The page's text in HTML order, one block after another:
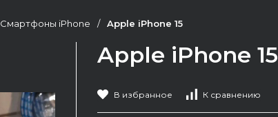
Смартфоны iPhone / Apple iPhone 15
Apple iPhone 15
В избранное К сравнению